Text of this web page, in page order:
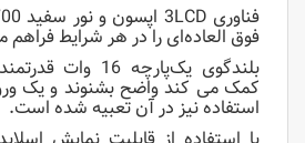
فوق العاده‌ای را در هر شرایط فراهم
بلندگوی یک‌پارچه
کمک می کند واضح بشنوند و یک
استفاده نیز در آن تعبیه شده است.